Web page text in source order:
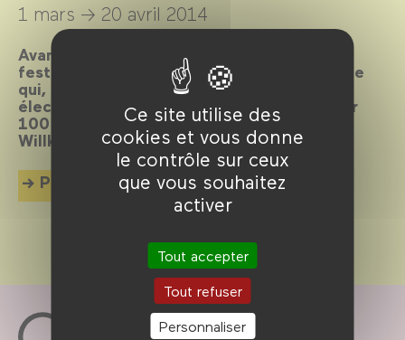
Ce site utilise des
cookies et vous donne
le contrôle sur ceux
que vous souhaitez
activer
Tout accepter
Tout refuser
Personnaliser
1 mars → 20 avril 2014
Avant-gardiste, cosmopolite, bouillonnante,
festive, scandaleuse… Elle est LA métropole
qui, depuis toujours, attire les foules et
électrise l’écran. La preuve en 80 films pour
100 ans d’histoire et de cinéma imbriqués.
Willkommen, bienvenue, welcome !
Plus d'info